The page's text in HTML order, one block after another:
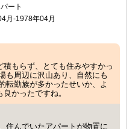
ート
月-1978年04月
もらず、とても住みやすかっ
も周辺に沢山あり、自然にも
転勤族が多かったせいか、よ
かったですね。
住んでいたアパートが物置に